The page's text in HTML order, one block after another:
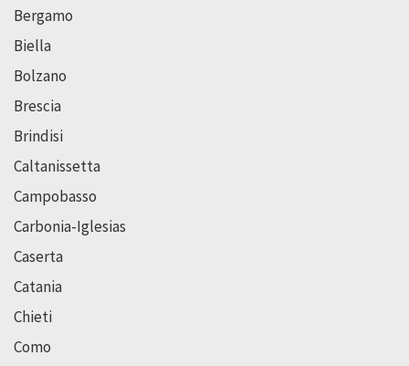
Bergamo
Biella
Bolzano
Brescia
Brindisi
Caltanissetta
Campobasso
Carbonia-Iglesias
Caserta
Catania
Chieti
Como